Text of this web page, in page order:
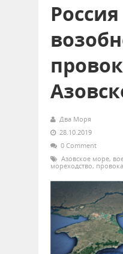
Россия
Два Моря
28.10.2019
0 Comment
Азовское море,
мореходство,